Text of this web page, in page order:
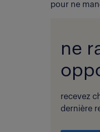
pour ne
ne
recevez
dernière